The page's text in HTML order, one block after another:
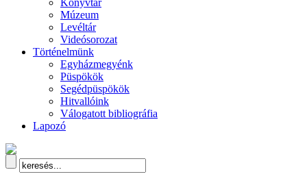
Könyvtár
Múzeum
Levéltár
Videósorozat
Történelmünk
Egyházmegyénk
Püspökök
Segédpüspökök
Hitvallóink
Válogatott bibliográfia
Lapozó